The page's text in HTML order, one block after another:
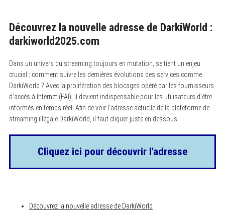
Découvrez la nouvelle adresse de DarkiWorld :
darkiworld2025.com
Dans un univers du streaming toujours en mutation, se tient un enjeu
crucial : comment suivre les dernières évolutions des services comme
DarkiWorld ? Avec la prolifération des blocages opéré par les fournisseurs
d’accès à Internet (FAI), il devient indispensable pour les utilisateurs d’être
informés en temps réel. Afin de voir l’adresse actuelle de la plateforme de
streaming illégale DarkiWorld, il faut cliquer juste en dessous.
Cliquez ici pour découvrir l'adresse
Découvrez la nouvelle adresse de DarkiWorld